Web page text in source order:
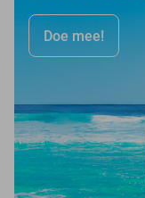
Doe mee!